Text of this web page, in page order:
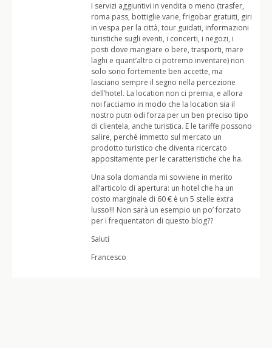
I servizi aggiuntivi in vendita o meno (trasfer,
roma pass, bottiglie varie, frigobar gratuiti, giri
in vespa per la città, tour guidati, informazioni
turistiche sugli eventi, i concerti, i negozi, i
posti dove mangiare o bere, trasporti, mare
laghi e quant’altro ci potremo inventare) non
solo sono fortemente ben accette, ma
lasciano sempre il segno nella percezione
dell’hotel. La location non ci premia, e allora
noi facciamo in modo che la location sia il
nostro putn odi forza per un ben preciso tipo
di clientela, anche turistica. E le tariffe possono
salire, perché immetto sul mercato un
prodotto turistico che diventa ricercato
appositamente per le caratteristiche che ha.
Una sola domanda mi sovviene in merito
all’articolo di apertura: un hotel che ha un
costo marginale di 60 € è un 5 stelle extra
lusso!!! Non sarà un esempio un po’ forzato
per i frequentatori di questo blog??
Saluti
Francesco